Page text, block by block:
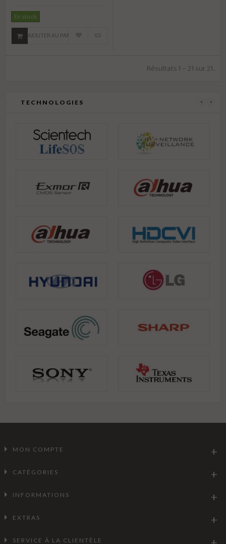
En stock
AJOUTER AU PANIER
Résultats 1 - 21 sur 21.
TECHNOLOGIES ‹ ›
MON COMPTE
CATÉGORIES
INFORMATIONS
EXTRAS
SERVICE À LA CLIENTÈLE